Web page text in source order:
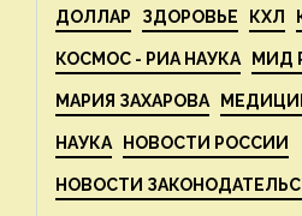
ДОЛЛАР ЗДОРОВЬЕ КХЛ
КОСМОС - РИА НАУКА МИД
МАРИЯ ЗАХАРОВА
НАУКА НОВОСТИ РОССИИ
НОВОСТИ